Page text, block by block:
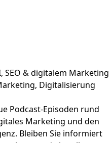
SEO & digitalem Marketing
Digitalisierung
Podcast-Episoden rund
Marketing und den
Bleiben Sie informiert